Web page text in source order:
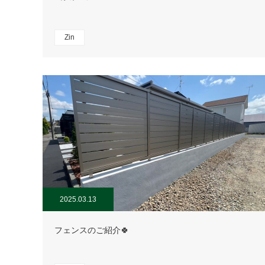
Zin
2025.03.13
フェンスのご紹介🍀